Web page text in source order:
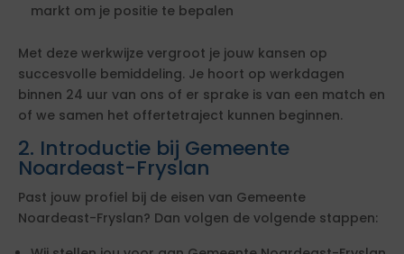
markt om je positie te bepalen
Met deze werkwijze vergroot je jouw kansen op
succesvolle bemiddeling. Je hoort op werkdagen
binnen 24 uur van ons of er sprake is van een match en
of we samen het offertetraject kunnen beginnen.
2. Introductie bij Gemeente
Noardeast-Fryslan
Past jouw profiel bij de eisen van Gemeente
Noardeast-Fryslan? Dan volgen de volgende stappen: